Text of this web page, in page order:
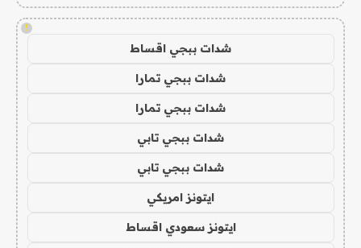
!
شدات ببجي اقساط
شدات ببجي تمارا
شدات ببجي تمارا
شدات ببجي تابي
شدات ببجي تابي
ايتونز امريكي
ايتونز سعودي اقساط